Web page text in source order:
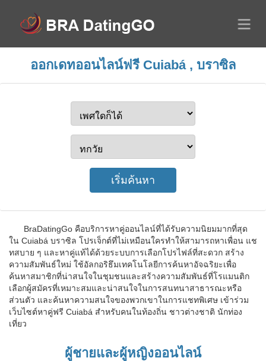
ออกเดทออนไลน์ฟรี Cuiabá , บราซิล
BraDatingGo คือบริการหาคู่ออนไลน์ที่ได้รับความนิยมมากที่สุด
ใน Cuiabá บราซิล โปรเจ็กต์ที่ไม่เหมือนใครทำให้สามารถหาเพื่อน แช
ทสบาย ๆ และหาคู่แท้ได้ด้วยระบบการเลือกโปรไฟล์ที่สะดวก สร้าง
ความสัมพันธ์ใหม่ ใช้อัลกอริธึมเทคโนโลยีการค้นหาอัจฉริยะเพื่อ
ค้นหาสมาชิกที่น่าสนใจในชุมชนและสร้างความสัมพันธ์ที่โรแมนติก
เลือกผู้สมัครที่เหมาะสมและน่าสนใจในการสนทนาสาธารณะหรือ
ส่วนตัว และค้นหาความสนใจของพวกเขาในการแชทพิเศษ เข้าร่วม
เว็บไซต์หาคู่ฟรี Cuiabá สำหรับคนในท้องถิ่น ชาวต่างชาติ นักท่อง
เที่ยว
ผู้ชายและผู้หญิงออนไลน์